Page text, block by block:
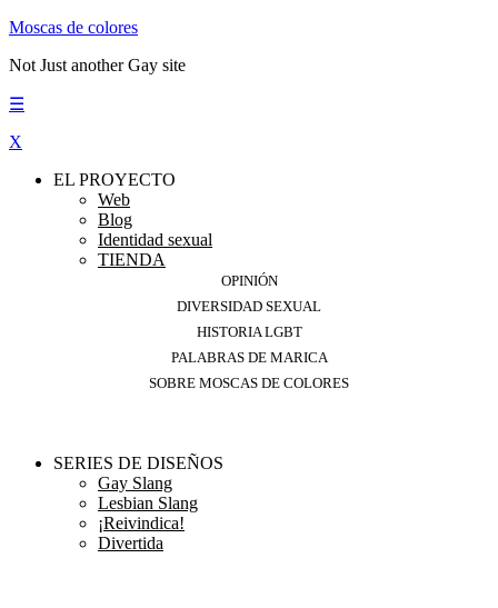
Moscas de colores
Not Just another Gay site
☰
X
EL PROYECTO
Web
Blog
Identidad sexual
TIENDA
OPINIÓN
DIVERSIDAD SEXUAL
HISTORIA LGBT
PALABRAS DE MARICA
SOBRE MOSCAS DE COLORES
SERIES DE DISEÑOS
Gay Slang
Lesbian Slang
¡Reivindica!
Divertida